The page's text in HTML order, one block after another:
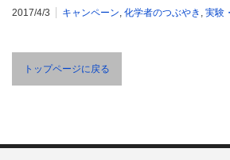
2017/4/3
キャンペーン 化学者のつぶやき 実験
トップページに戻る